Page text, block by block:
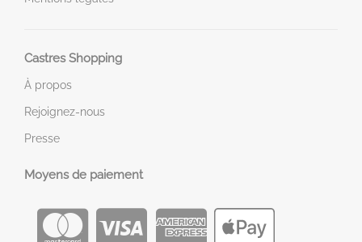
Castres Shopping
À propos
Rejoignez-nous
Presse
Moyens de paiement